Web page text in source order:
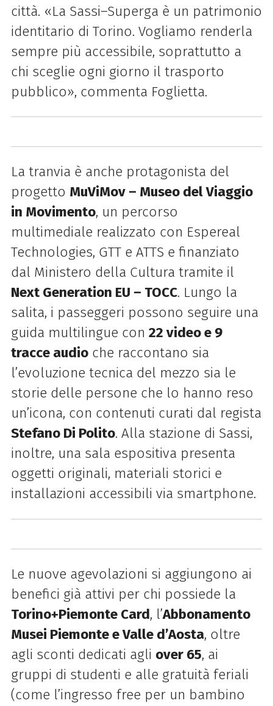
città. «La Sassi–Superga è un patrimonio
identitario di Torino. Vogliamo renderla
sempre più accessibile, soprattutto a
chi sceglie ogni giorno il trasporto
pubblico», commenta Foglietta.
La tranvia è anche protagonista del
progetto MuViMov – Museo del Viaggio
in Movimento, un percorso
multimediale realizzato con Espereal
Technologies, GTT e ATTS e finanziato
dal Ministero della Cultura tramite il
Next Generation EU – TOCC. Lungo la
salita, i passeggeri possono seguire una
guida multilingue con 22 video e 9
tracce audioche raccontano sia
l’evoluzione tecnica del mezzo sia le
storie delle persone che lo hanno reso
un’icona, con contenuti curati dal regista
Stefano Di Polito. Alla stazione di Sassi,
inoltre, una sala espositiva presenta
oggetti originali, materiali storici e
installazioni accessibili via smartphone.
Le nuove agevolazioni si aggiungono ai
benefici già attivi per chi possiede la
Torino+Piemonte Card, l’Abbonamento
Musei Piemonte e Valle d’Aosta, oltre
agli sconti dedicati agli over 65, ai
gruppi di studenti e alle gratuità feriali
(come l’ingresso free per un bambino